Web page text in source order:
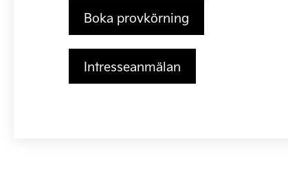
Boka provkörning
Intresseanmälan